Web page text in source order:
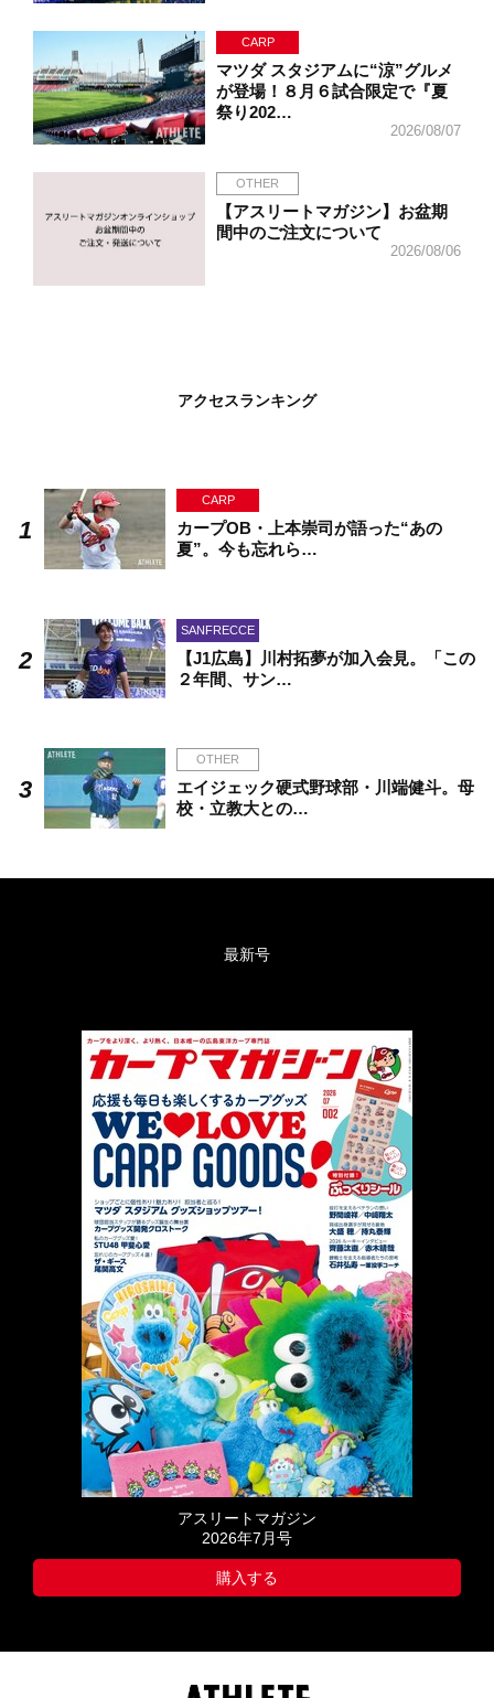
CARP
マツダ スタジアムに“涼”グルメ
が登場！８月６試合限定で『夏
祭り202…
2026/08/07
OTHER
【アスリートマガジン】お盆期
間中のご注文について
2026/08/06
アクセスランキング
CARP
カープOB・上本崇司が語った“あの
夏”。今も忘れら…
SANFRECCE
【J1広島】川村拓夢が加入会見。「この
２年間、サン…
OTHER
エイジェック硬式野球部・川端健斗。母
校・立教大との…
最新号
アスリートマガジン
2026年7月号
購入する